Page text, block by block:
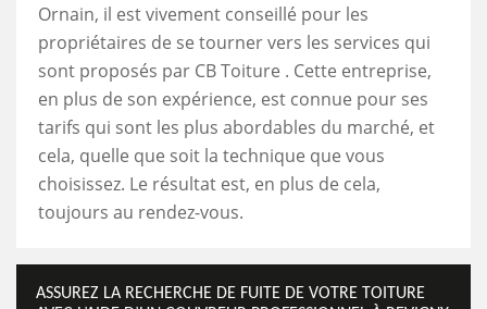
Ornain, il est vivement conseillé pour les
propriétaires de se tourner vers les services qui
sont proposés par CB Toiture . Cette entreprise,
en plus de son expérience, est connue pour ses
tarifs qui sont les plus abordables du marché, et
cela, quelle que soit la technique que vous
choisissez. Le résultat est, en plus de cela,
toujours au rendez-vous.
ASSUREZ LA RECHERCHE DE FUITE DE VOTRE TOITURE